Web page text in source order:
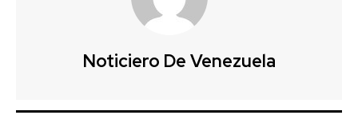
Noticiero De Venezuela